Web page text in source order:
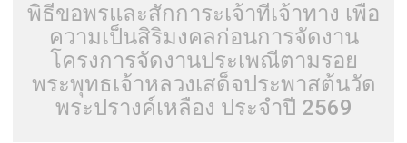
พิธีขอพรและสักการะเจ้าที่เจ้าทาง เพื่อ
ความเป็นสิริมงคลก่อนการจัดงาน
โครงการจัดงานประเพณีตามรอย
พระพุทธเจ้าหลวงเสด็จประพาสต้นวัด
พระปรางค์เหลือง ประจำปี 2569